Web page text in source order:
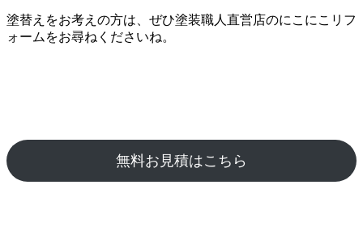
塗替えをお考えの方は、ぜひ塗装職人直営店のにこにこリフ
ォームをお尋ねくださいね。
無料お見積はこちら